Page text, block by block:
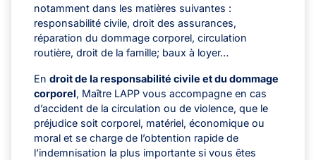
notamment dans les matières suivantes :
responsabilité civile, droit des assurances,
réparation du dommage corporel, circulation
routière, droit de la famille; baux à loyer…
En droit de la responsabilité civile et du dommage
corporel, Maître LAPP vous accompagne en cas
d’accident de la circulation ou de violence, que le
préjudice soit corporel, matériel, économique ou
moral et se charge de l’obtention rapide de
l’indemnisation la plus importante si vous êtes